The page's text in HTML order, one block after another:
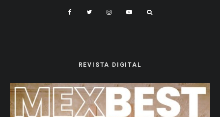
REVISTA DIGITAL